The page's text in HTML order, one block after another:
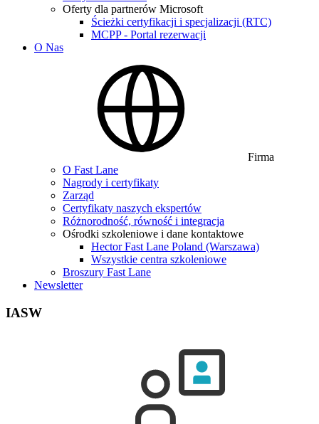
Oferty dla partnerów Microsoft
Ścieżki certyfikacji i specjalizacji (RTC)
MCPP - Portal rezerwacji
O Nas
Firma
O Fast Lane
Nagrody i certyfikaty
Zarząd
Certyfikaty naszych ekspertów
Różnorodność, równość i integracja
Ośrodki szkoleniowe i dane kontaktowe
Hector Fast Lane Poland (Warszawa)
Wszystkie centra szkoleniowe
Broszury Fast Lane
Newsletter
IASW